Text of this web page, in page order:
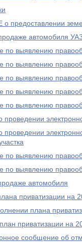
предоставлении
автомобиля
по выявлению
по выявлению
по выявлению
по выявлению
по выявлению
проведении
по выявлению
по выявлению
автомобиля
приватизации на
плана
приватизации на
сообщение об